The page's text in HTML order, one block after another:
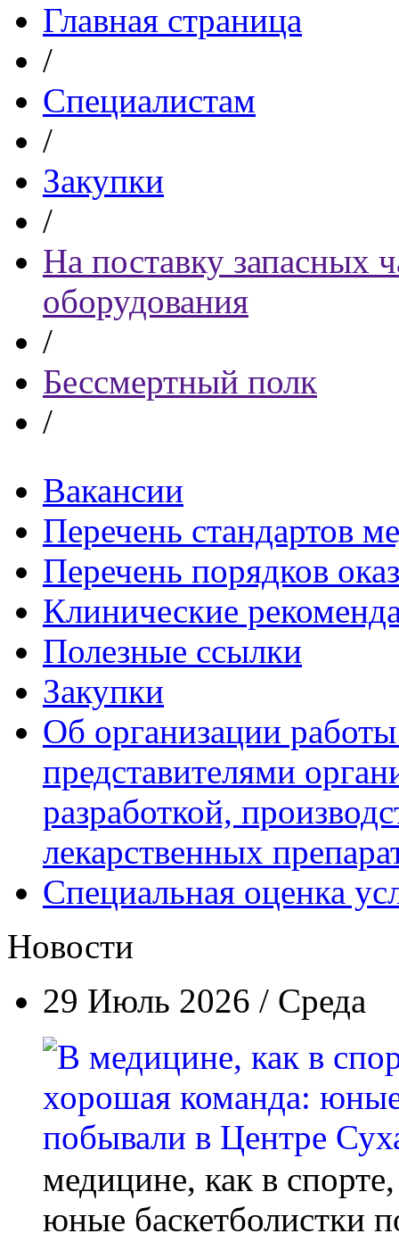
Главная страница
/
Специалистам
/
Закупки
/
На поставку запасных
оборудования
/
Бессмертный полк
/
Вакансии
Перечень стандартов
Перечень порядков
Клинические
Полезные ссылки
Закупки
Об организации
представителями
разработкой,
лекарственных
Специальная оценка
Новости
29 Июль 2026 / Среда
медицине, как в
юные баскетболистки